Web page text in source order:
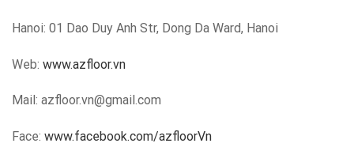
Hanoi: 01 Dao Duy Anh Str, Dong Da Ward, Hanoi
Web: www.azfloor.vn
Mail: azfloor.vn@gmail.com
Face: www.facebook.com/azfloorVn